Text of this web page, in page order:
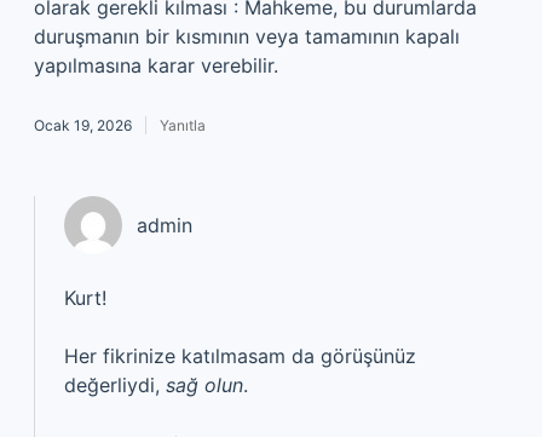
olarak gerekli kılması : Mahkeme, bu durumlarda
duruşmanın bir kısmının veya tamamının kapalı
yapılmasına karar verebilir.
Ocak 19, 2026 Yanıtla
admin
Kurt!
Her fikrinize katılmasam da görüşünüz
değerliydi, sağ olun.